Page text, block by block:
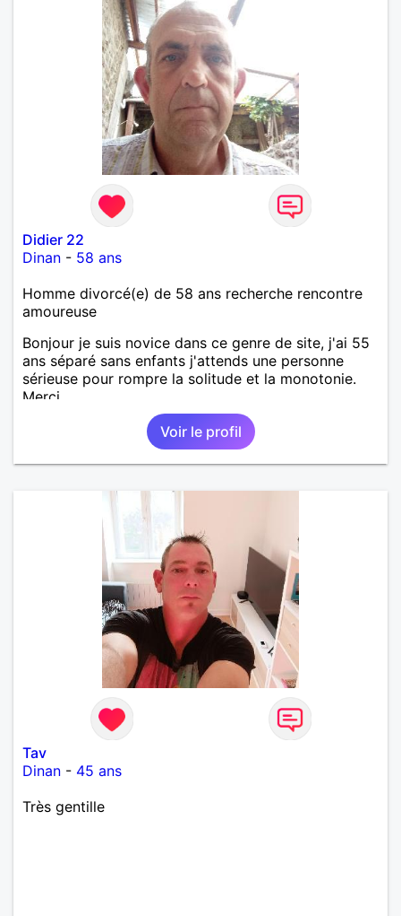
Didier 22
Dinan - 58 ans
Homme divorcé(e) de 58 ans recherche rencontre
amoureuse
Bonjour je suis novice dans ce genre de site, j'ai 55
ans séparé sans enfants j'attends une personne
sérieuse pour rompre la solitude et la monotonie.
Merci.
Voir le profil
Tav
Dinan - 45 ans
Très gentille